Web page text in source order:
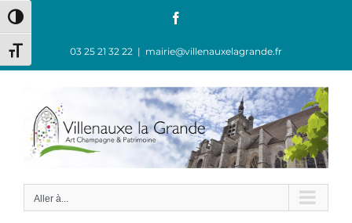
Passer en contraste élevé
Changer la taille de la police
Passer
au
03 25 21 32 22 | mairie@villenauxelagrande.fr
Aller à...